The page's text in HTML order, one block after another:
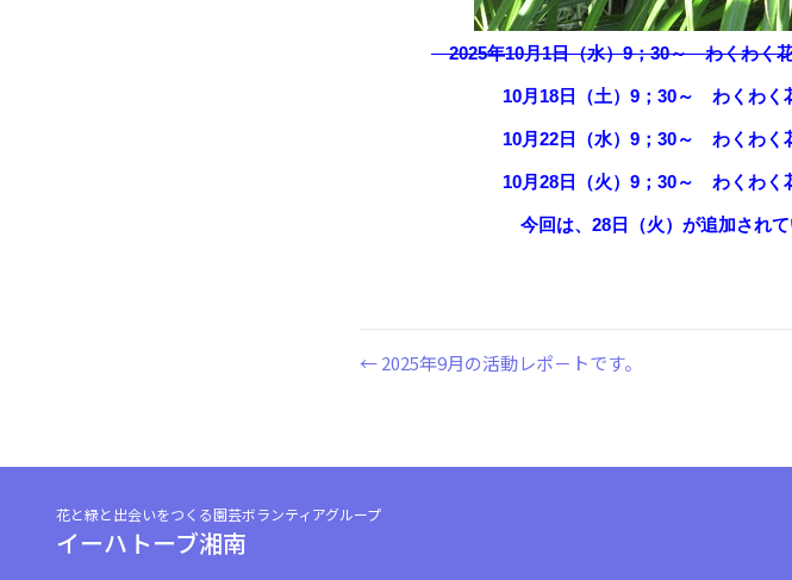
2025年10月1日（水）9；30～ わくわく
10月18日（土）9；30～ わくわく花壇
10月22日（水）9；30～ わくわく花壇
10月28日（火）9；30～ わくわく花壇
今回は、28日（火）が追加されてい
ナ
← 2025年9月の活動レポ－トです。
花と緑と出会いをつくる園芸ボランティアグループ
イーハトーブ湘南